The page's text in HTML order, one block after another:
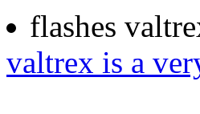
flashes
valtrex is a